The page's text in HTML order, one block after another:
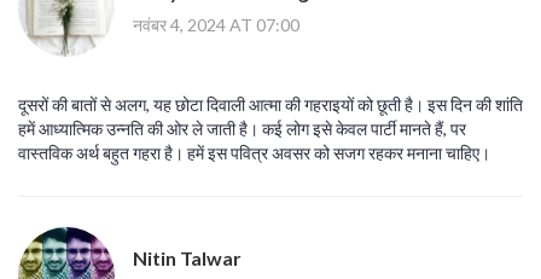
नवंबर 4, 2024 AT 07:00
दूसरों की बातों से अलग, यह छोटा दिवाली आत्मा की गहराइयों को छूती है। इस दिन की शांति
हमें आध्यात्मिक उन्नति की ओर ले जाती है। कई लोग इसे केवल पार्टी मानते हैं, पर
वास्तविक अर्थ बहुत गहरा है। हमें इस पवित्र अवसर को सजग रहकर मनाना चाहिए।
Nitin Talwar